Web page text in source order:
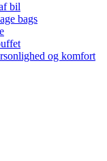
bil
bags
og komfort